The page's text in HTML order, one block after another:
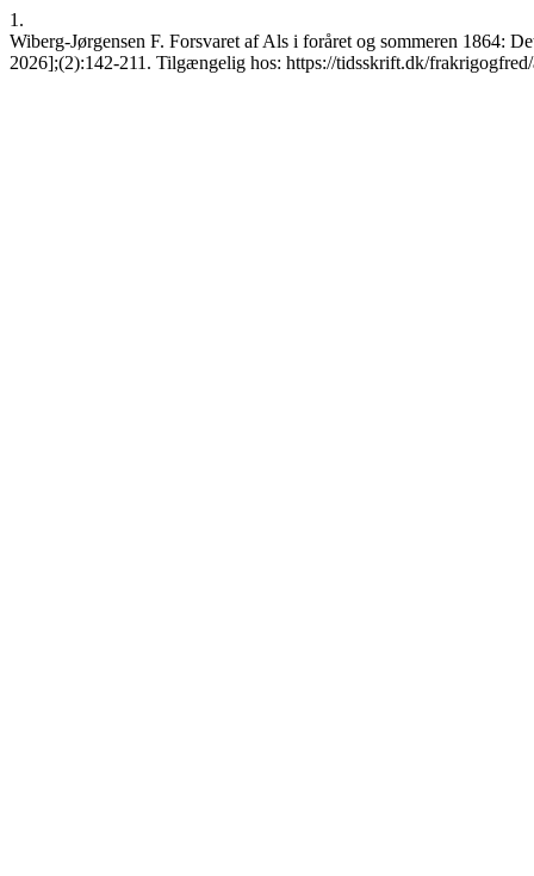
1.
Wiberg-Jørgensen F. Forsvaret af Als i foråret og sommeren 1864:
2026];(2):142-211. Tilgængelig hos: https://tidsskrift.dk/